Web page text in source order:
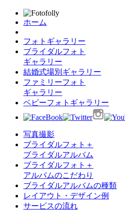
ホーム
フォトギャラリー
ブライダルフォト
ギャラリー
結婚式場別ギャラリー
ファミリーフォト
ギャラリー
ベビーフォトギャラリー
写真撮影
ブライダルフォト＋
ブライダルアルバム
ブライダルフォト＋
アルバムのこだわり
ブライダルアルバムの種類
レイアウト・デザイン例
サービスの流れ